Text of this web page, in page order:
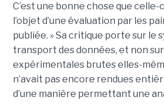
C’est une bonne chose que
l’objet d’une évaluation par les
publiée. »Sa critique porte sur le
transport des données, et non
expérimentales brutes elles-
n’avait pas encore rendues
d’une manière permettant une